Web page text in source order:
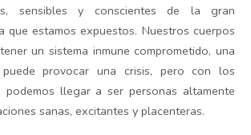
sensibles y conscientes de la gran
que estamos expuestos. Nuestros cuerpos
un sistema inmune comprometido, una
puede provocar una crisis, pero con los
podemos llegar a ser personas altamente
sanas, excitantes y placenteras.